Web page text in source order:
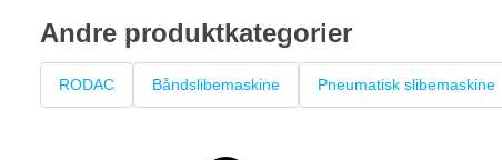
Andre produktkategorier
RODAC Båndslibemaskine Pneumatisk slibemaskine